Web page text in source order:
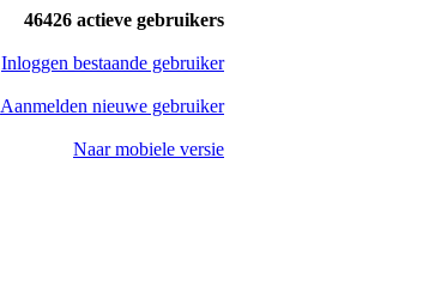
46426 actieve gebruikers
Inloggen bestaande gebruiker
Aanmelden nieuwe gebruiker
Naar mobiele versie